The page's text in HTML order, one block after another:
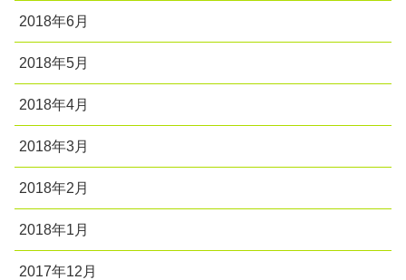
2018年6月
2018年5月
2018年4月
2018年3月
2018年2月
2018年1月
2017年12月